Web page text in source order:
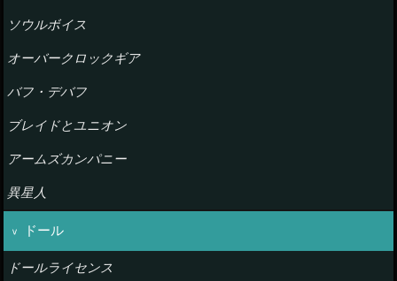
ソウルボイス
オーバークロックギア
バフ・デバフ
ブレイドとユニオン
アームズカンパニー
異星人
ドール
ドールライセンス